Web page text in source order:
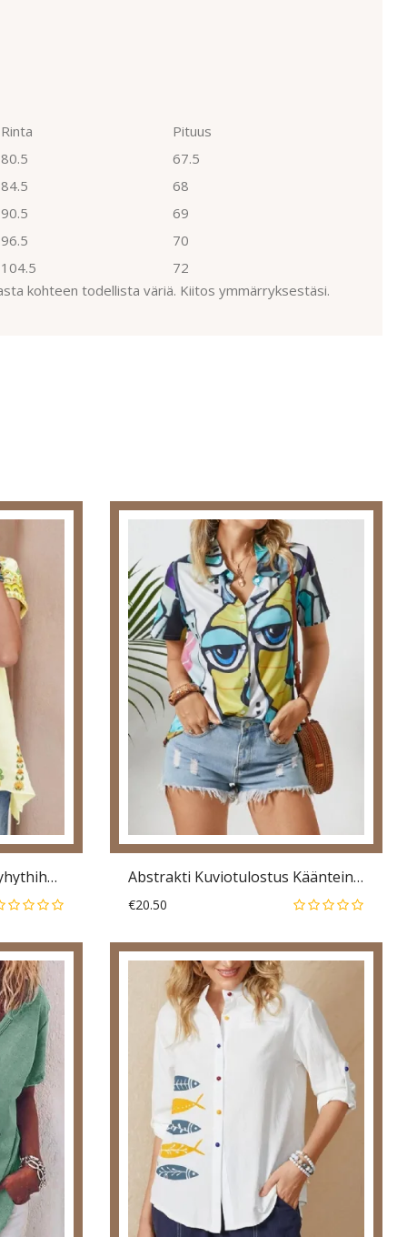
Rinta
Pituus
80.5
67.5
84.5
68
90.5
69
96.5
70
104.5
72
kohteen todellista väriä. Kiitos ymmärryksestäsi.
Naisten Etninen Printti Lyhythihainen V-Pääntie Halkiohelma Bohemian T-Paidat Abstrakti Kuviotulostus Käänteinen Lyhythihainen Nappipusero Naisille
€20.50